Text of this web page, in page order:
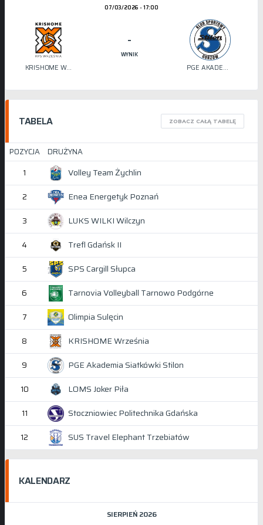
07/03/2026 - 17:00
KRISHOME WRZEŚNIA PGE AKADEMIA SIATKÓWKI STILON
-
WYNIK
TABELA ZOBACZ CAŁĄ TABELĘ
POZYCJA
DRUŻYNA
1
Volley Team Żychlin
2 Enea Energetyk Poznań
3 LUKS WILKI Wilczyn
4 Trefl Gdańsk II
5 SPS Cargill Słupca
6 Tarnovia Volleyball Tarnowo Podgórne
7 Olimpia Sulęcin
8 KRISHOME Września
9 PGE Akademia Siatkówki Stilon
10 LOMS Joker Piła
11 Stoczniowiec Politechnika Gdańska
12 SUS Travel Elephant Trzebiatów
KALENDARZ
SIERPIEŃ 2026